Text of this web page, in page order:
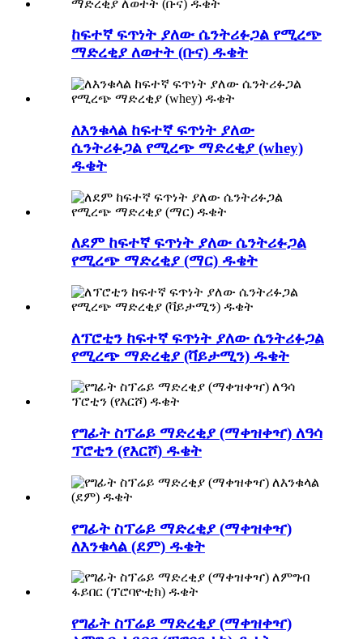
ከፍተኛ ፍጥነት ያለው ሴንትሪፉጋል የሚረጭ
ማድረቂያ ለወተት (ቡና) ዱቄት
ለእንቁላል ከፍተኛ ፍጥነት ያለው
ሴንትሪፉጋል የሚረጭ ማድረቂያ (whey)
ዱቄት
ለደም ከፍተኛ ፍጥነት ያለው ሴንትሪፉጋል
የሚረጭ ማድረቂያ (ማር) ዱቄት
ለፕሮቲን ከፍተኛ ፍጥነት ያለው ሴንትሪፉጋል
የሚረጭ ማድረቂያ (ቫይታሚን) ዱቄት
የግፊት ስፕሬይ ማድረቂያ (ማቀዝቀዣ) ለዓሳ
ፕሮቲን (የእርሾ) ዱቄት
የግፊት ስፕሬይ ማድረቂያ (ማቀዝቀዣ)
ለእንቁላል (ደም) ዱቄት
የግፊት ስፕሬይ ማድረቂያ (ማቀዝቀዣ)